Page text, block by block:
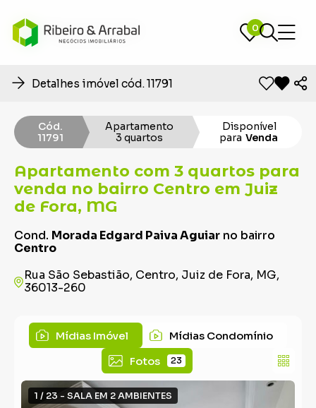
0
0
Detalhes imóvel cód. 11791
Cód.
11791
Apartamento
3 quartos
Disponível
para Venda
Apartamento com 3 quartos para
venda no bairro Centro em Juiz
de Fora, MG
Cond. Morada Edgard Paiva Aguiar no bairro
Centro
Rua São Sebastião, Centro, Juiz de Fora, MG,
36013-260
Mídias Imóvel
Mídias Condomínio
Fotos
23
1 / 23 - SALA EM 2 AMBIENTES